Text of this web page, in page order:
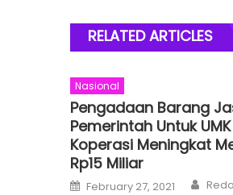
RELATED ARTICLES
Nasional
Pengadaan Barang
Pemerintah Untuk
Koperasi Meningkat
Rp15 Miliar
Posted
February 27, 2021